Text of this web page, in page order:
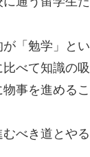
「勉学」と
べて知識の
事を進める
むべき道とや